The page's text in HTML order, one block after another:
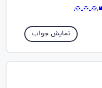
نمایش جواب